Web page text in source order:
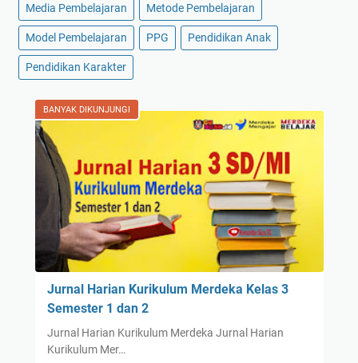
Media Pembelajaran Metode Pembelajaran
Model Pembelajaran PPG Pendidikan Anak
Pendidikan Karakter
BANYAK DIKUNJUNGI
Jurnal Harian Kurikulum Merdeka Kelas 3
Semester 1 dan 2
Jurnal Harian Kurikulum Merdeka Jurnal Harian
Kurikulum Mer…